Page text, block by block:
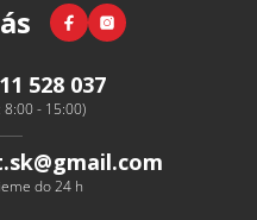
Facebook
Instagram
528 037
8:00 - 15:00)
@gmail.com
do 24 h